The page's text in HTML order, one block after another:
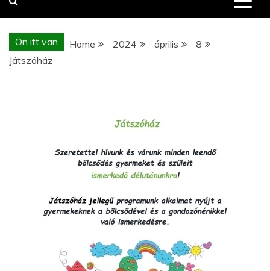
Ön itt van Home 2024 április
8
Játszóház